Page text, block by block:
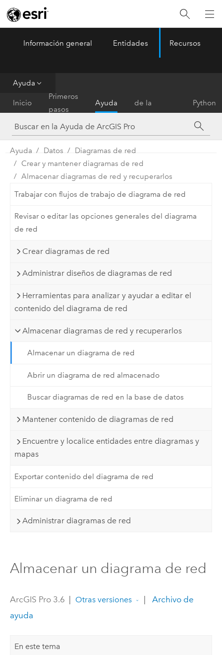
ArcGIS Pro Menu
Información general Entidades Recursos
Ayuda
Inicio
Primeros
pasos
Ayuda
de la
herramienta
Python
Ayuda Datos
Diagramas de red
Crear y mantener diagramas de red
Almacenar diagramas de red y recuperarlos
Trabajar con flujos de trabajo de diagrama de red
Revisar o editar las opciones generales del diagrama
de red
Crear diagramas de red
Administrar diseños de diagramas de red
Herramientas para analizar y ayudar a editar el
contenido del diagrama de red
Almacenar diagramas de red y recuperarlos
Almacenar un diagrama de red
Abrir un diagrama de red almacenado
Buscar diagramas de red en la base de datos
Mantener contenido de diagramas de red
Encuentre y localice entidades entre diagramas y
mapas
Exportar contenido del diagrama de red
Eliminar un diagrama de red
Administrar diagramas de red
Almacenar un diagrama de red
ArcGIS Pro 3.6 Otras versiones
Archivo de
ayuda
En este tema